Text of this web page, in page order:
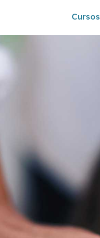
Cursos